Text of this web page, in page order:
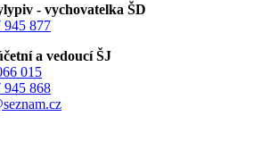
- vychovatelka ŠD
945 877
a vedoucí ŠJ
015
945 868